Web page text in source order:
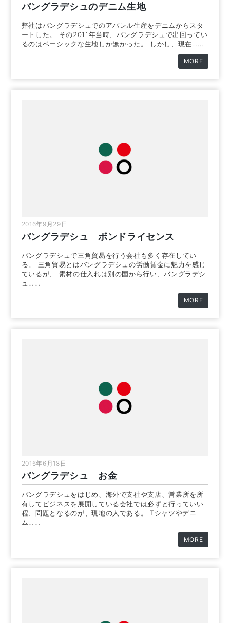
バングラデシュのデニム生地
弊社はバングラデシュでのアパレル生産をデニムからスタ
ートした。 その2011年当時、バングラデシュで出回ってい
るのはベーシックな生地しか無かった。 しかし、現在……
MORE
2016年9月29日
バングラデシュ ボンドライセンス
バングラデシュで三角貿易を行う会社も多く存在してい
る。 三角貿易とはバングラデシュの労働賃金に魅力を感じ
ているが、 素材の仕入れは別の国から行い、バングラデシ
ュ……
MORE
2016年6月18日
バングラデシュ お金
バングラデシュをはじめ、海外で支社や支店、営業所を所
有してビジネスを展開している会社では必ずと行っていい
程、問題となるのが、現地の人である。 Tシャツやデニ
ム……
MORE